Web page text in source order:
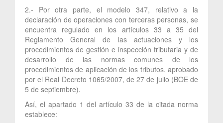
2.- Por otra parte, el modelo 347, relativo a la
declaración de operaciones con terceras personas, se
encuentra regulado en los artículos 33 a 35 del
Reglamento General de las actuaciones y los
procedimientos de gestión e inspección tributaria y de
desarrollo de las normas comunes de los
procedimientos de aplicación de los tributos, aprobado
por el Real Decreto 1065/2007, de 27 de julio (BOE de
5 de septiembre).
Así, el apartado 1 del artículo 33 de la citada norma
establece: